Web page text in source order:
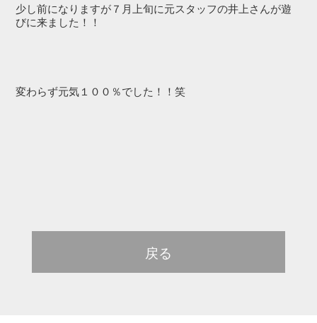
少し前になりますが７月上旬に元スタッフの井上さんが遊
びに来ました！！
変わらず元気１００％でした！！笑
戻る